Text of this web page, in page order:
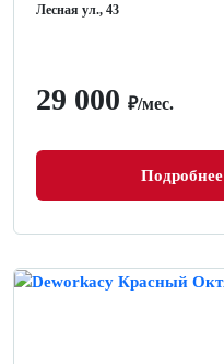
Лесная ул., 43
29 000 ₽/мес.
Подробнее